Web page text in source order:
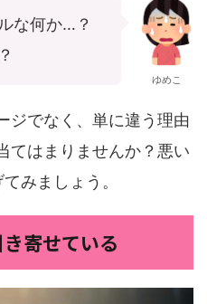
な何か…？
ゆめこ
ジでなく、単に違う理由
てはまりませんか？悪い
みましょう。
寄せている